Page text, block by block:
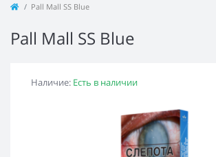
Pall Mall SS Blue
Pall Mall SS Blue
Наличие: Есть в наличии